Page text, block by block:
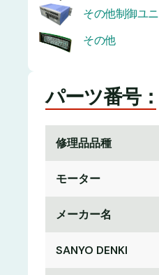
その他制御ユ
その他
パーツ番号
修理品品種
モーター
メーカー名
SANYO DENKI